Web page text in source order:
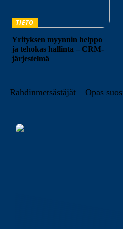
TIETO
Yrityksen myynnin helppo
ja tehokas hallinta – CRM-
järjestelmä
Rahdinmetsästäjät – Opas